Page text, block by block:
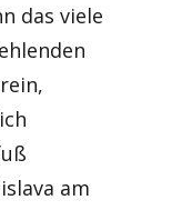
das viele
am